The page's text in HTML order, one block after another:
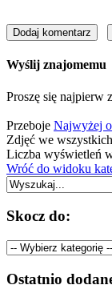
Wyślij znajomemu
Proszę się najpierw
Przeboje Najwyżej
Zdjęć we
Liczba wyświetleń
Wróć do widoku
Skocz do:
Ostatnio